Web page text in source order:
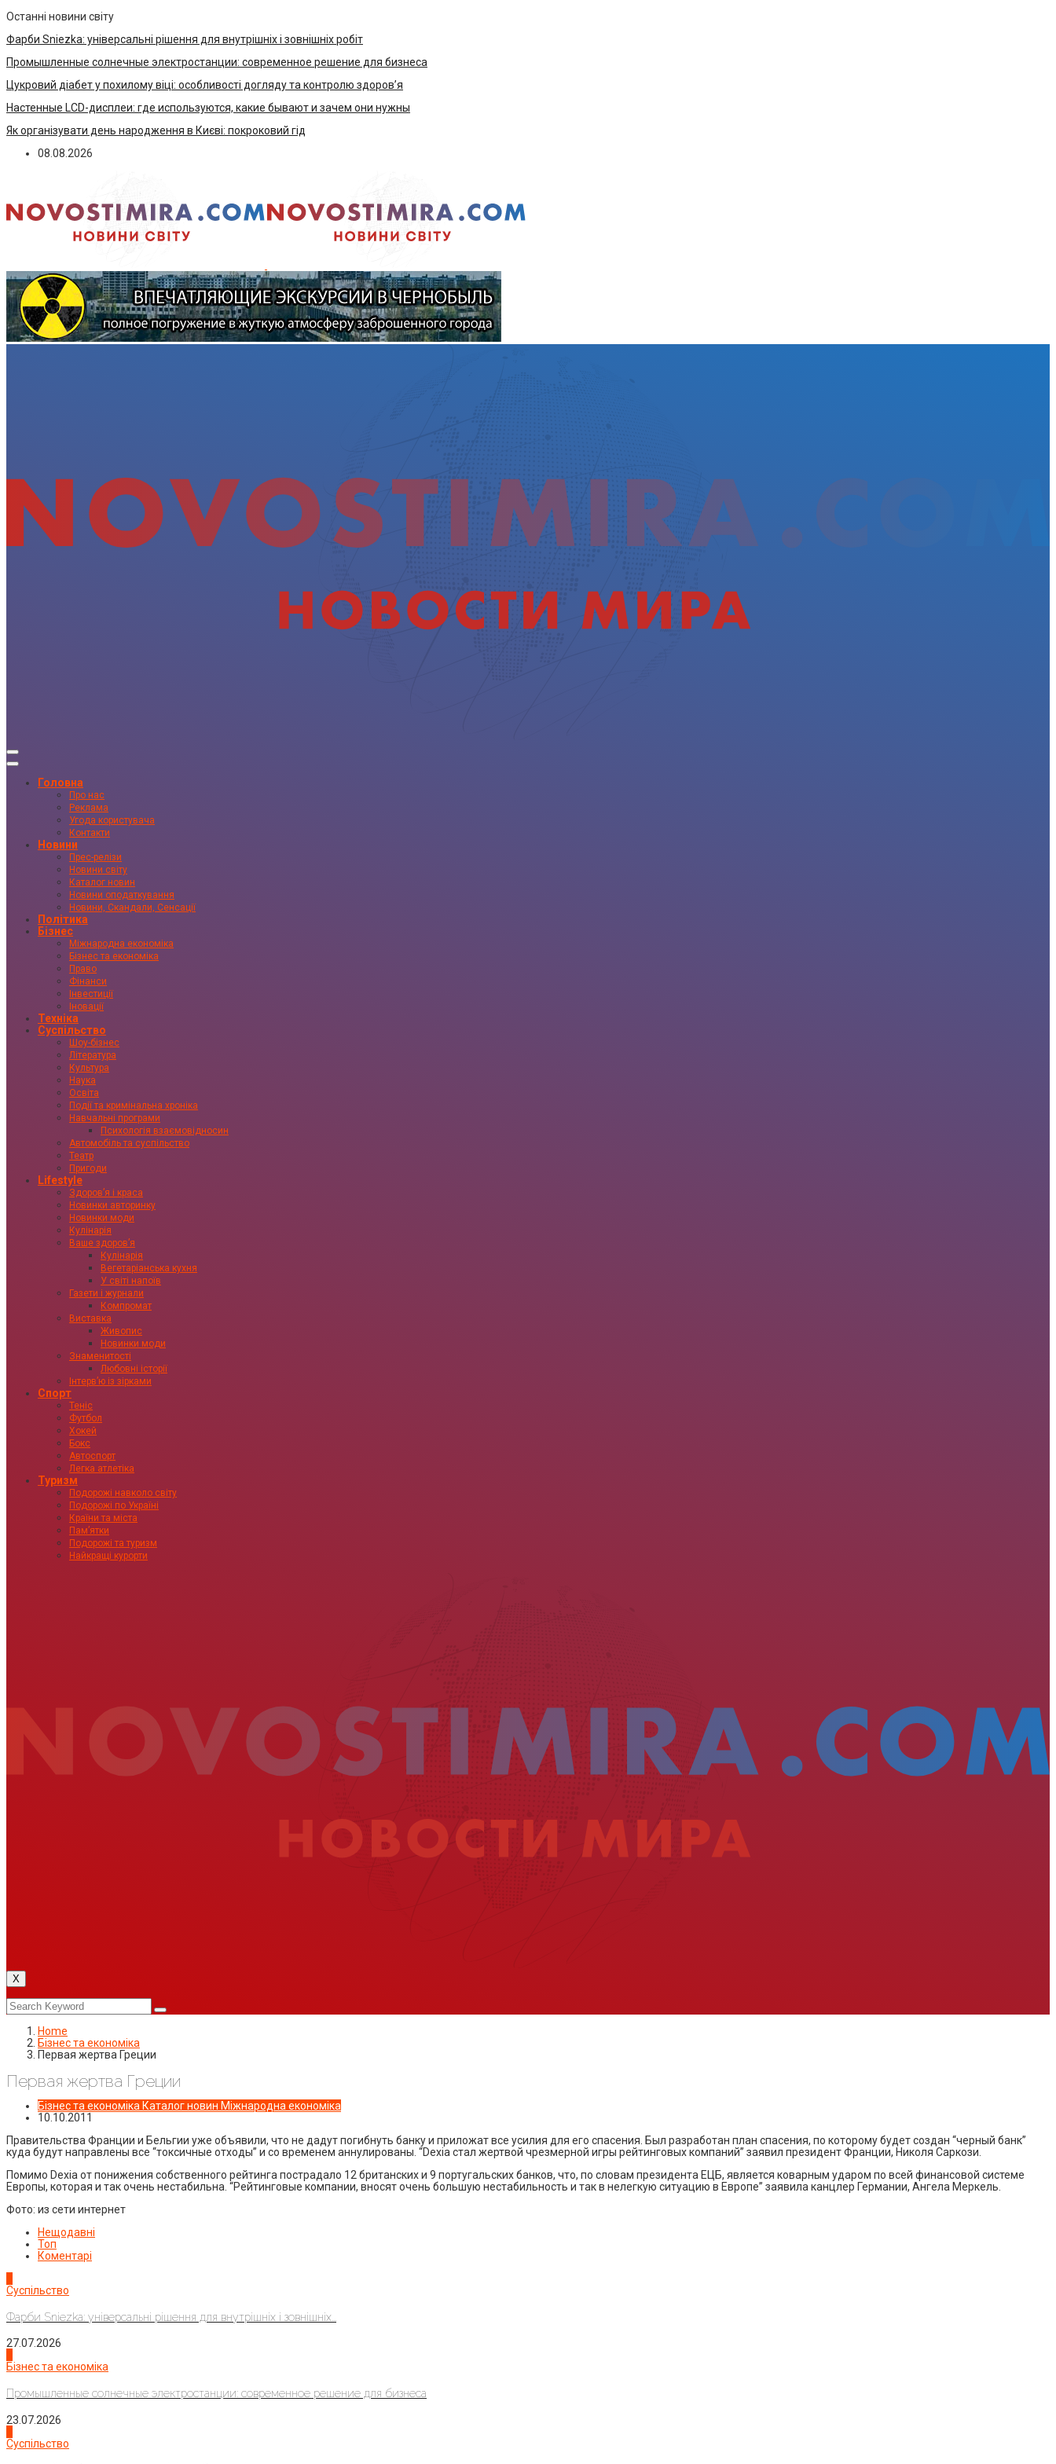
Останні новини світу
Фарби Sniezka: універсальні рішення для внутрішніх і зовнішніх робіт
Промышленные солнечные электростанции: современное решение для бизнеса
Цукровий діабет у похилому віці: особливості догляду та контролю здоров’я
Настенные LCD-дисплеи: где используются, какие бывают и зачем они нужны
Як організувати день народження в Києві: покроковий гід
08.08.2026
Головна
Про нас
Реклама
Угода користувача
Контакти
Новини
Прес-релізи
Новини світу
Каталог новин
Новини оподаткування
Новини, Скандали, Сенсації
Політика
Бізнес
Міжнародна економіка
Бізнес та економіка
Право
Фінанси
Інвестиції
Іновації
Техніка
Суспільство
Шоу-бізнес
Література
Культура
Наука
Освіта
Події та кримінальна хроніка
Навчальні програми
Психологія взаємовідносин
Автомобіль та суспільство
Театр
Пригоди
Lifestyle
Здоровʼя і краса
Новинки авторинку
Новинки моди
Кулінарія
Ваше здоровʼя
Кулінарія
Вегетаріанська кухня
У світі напоїв
Газети і журнали
Компромат
Виставка
Живопис
Новинки моди
Знаменитості
Любовні історії
Інтервʼю із зірками
Спорт
Теніс
Футбол
Хокей
Бокс
Автоспорт
Легка атлетіка
Туризм
Подорожі навколо світу
Подорожі по Україні
Країни та міста
Пам’ятки
Подорожі та туризм
Найкращі курорти
X
Home
Бізнес та економіка
Первая жертва Греции
Первая жертва Греции
Бізнес та економіка Каталог новин Міжнародна економіка
10.10.2011
Правительства Франции и Бельгии уже объявили, что не дадут погибнуть банку и приложат все усилия для его спасения. Был разработан план спасения, по которому будет создан “черный банк”
куда будут направлены все “токсичные отходы” и со временем аннулированы. “Dexia стал жертвой чрезмерной игры рейтинговых компаний” заявил президент Франции, Николя Саркози.
Помимо Dexia от понижения собственного рейтинга пострадало 12 британских и 9 португальских банков, что, по словам президента ЕЦБ, является коварным ударом по всей финансовой системе
Европы, которая и так очень нестабильна. “Рейтинговые компании, вносят очень большую нестабильность и так в нелегкую ситуацию в Европе” заявила канцлер Германии, Ангела Меркель.
Фото: из сети интернет
Нещодавні
Топ
Коментарі
Суспільство
Фарби Sniezka: універсальні рішення для внутрішніх і зовнішніх...
27.07.2026
Бізнес та економіка
Промышленные солнечные электростанции: современное решение для бизнеса
23.07.2026
Суспільство